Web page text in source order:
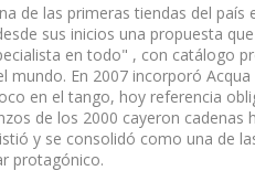
de las primeras tiendas del país
sus inicios una propuesta
en todo" , con catálogo
mundo. En 2007 incorporó
en el tango, hoy referencia
de los 2000 cayeron cadenas
y se consolidó como una de
protagónico.